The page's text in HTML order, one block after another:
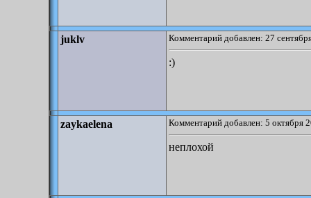
juklv Комментарий добавлен: 27
:)
zaykaelena Комментарий добавлен: 5 октября
неплохой